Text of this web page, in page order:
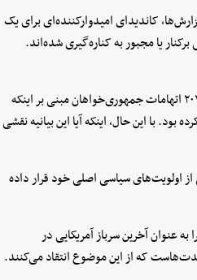
کاندیدای امیدوارکننده‌ای برای یک
یا مجبور به کناره‌گیری شده‌اند.
نیویورک تایمز و واشنگتن پست خاطرنشان می‌کنند که دوناهو پیش از این در سال ۲۰۲۳ اتهامات جمهوری‌خواهان مبنی بر اینکه
با این حال، اینکه آیا این بیانیه نقشی
از اولویت‌های سیاسی اصلی خود قرار داده
عنوان آخرین سرباز آمریکایی در